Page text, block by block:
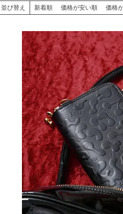
並び替え 新着順 価格が安い順 価格